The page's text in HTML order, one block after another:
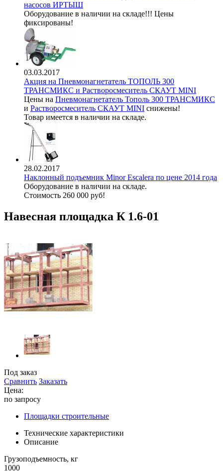
насосов ИРТЫШ
Оборудование в наличии на складе!!! Цены
фиксированы!
03.03.2017
Акция на Пневмонагнетатель ТОПОЛЬ 300
ТРАНСМИКС и Растворосмеситель СКАУТ MINI
Цены на Пневмонагнетатель Тополь 300 ТРАНСМИКС
и Растворосмеситель СКАУТ MINI снижены!
Товар имеется в наличии на складе.
28.02.2017
Наклонный подъемник Minor Escalera по цене 2014 года
Оборудование в наличии на складе.
Стоимость 260 000 руб!
Навесная площадка К 1.6-01
Под заказ
Сравнить Заказать
Цена:
по запросу
Площадки строительные
Технические характеристики
Описание
Грузоподъемность, кг
1000